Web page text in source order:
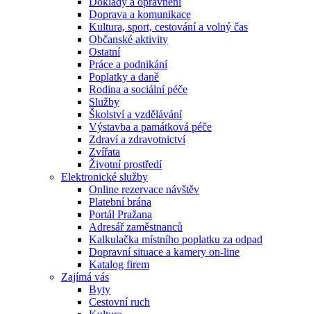
Doprava a komunikace
Kultura, sport, cestování a volný čas
Občanské aktivity
Ostatní
Práce a podnikání
Poplatky a daně
Rodina a sociální péče
Služby
Školství a vzdělávání
Výstavba a památková péče
Zdraví a zdravotnictví
Zvířata
Životní prostředí
Elektronické služby
Online rezervace návštěv
Platební brána
Portál Pražana
Adresář zaměstnanců
Kalkulačka místního poplatku za odpad
Dopravní situace a kamery on-line
Katalog firem
Zajímá vás
Byty
Cestovní ruch